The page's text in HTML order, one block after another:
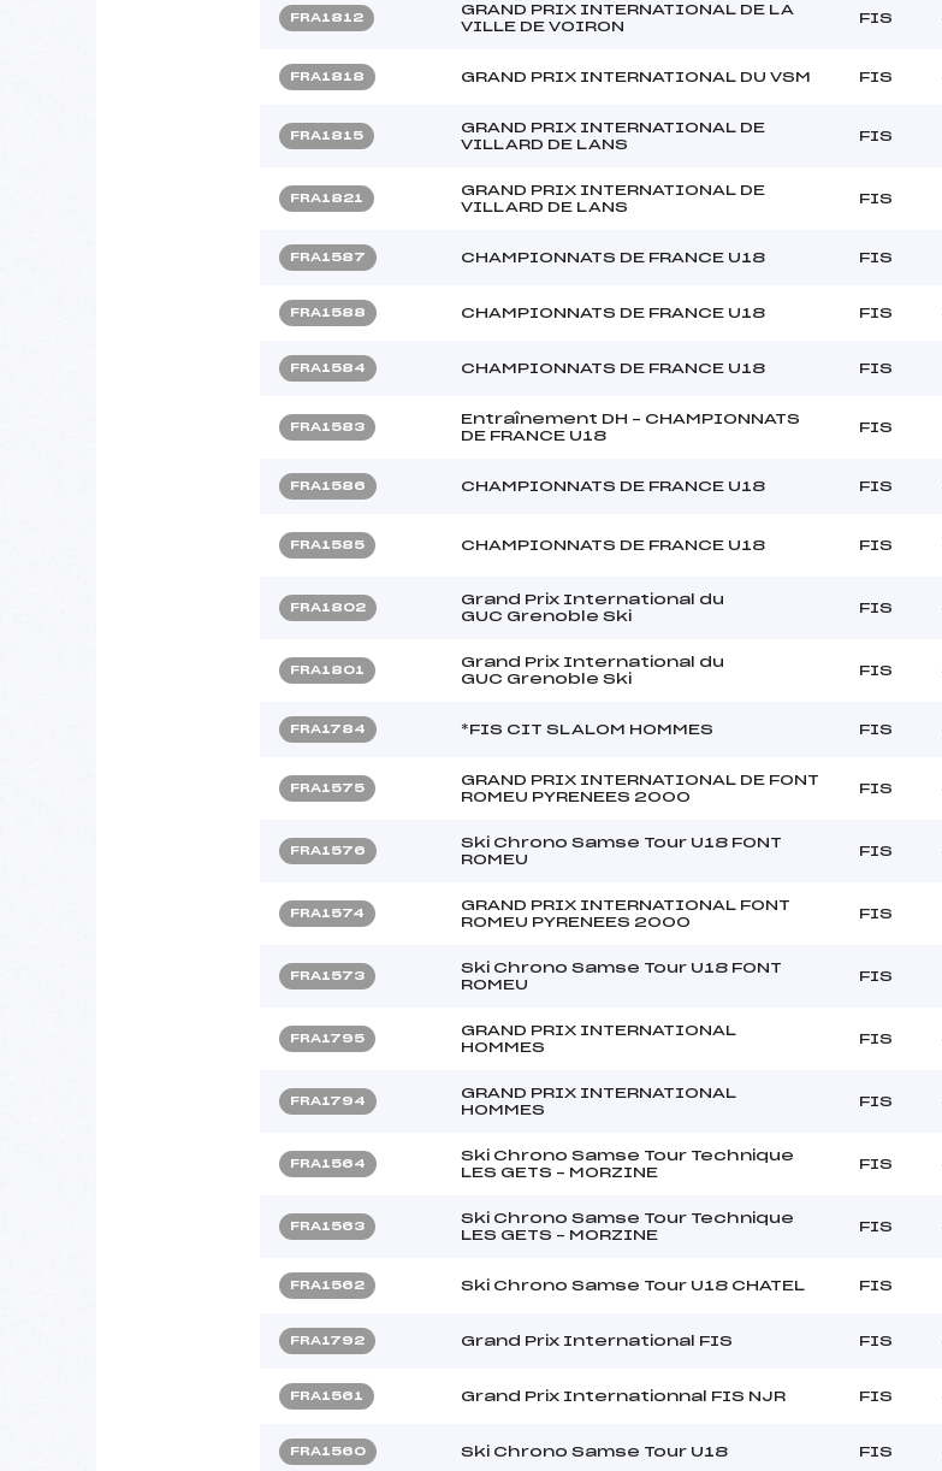
FRA1812
GRAND PRIX INTERNATIONAL DE LA
VILLE DE VOIRON
FIS
FRA1818 GRAND PRIX INTERNATIONAL DU VSM FIS
FRA1815
GRAND PRIX INTERNATIONAL DE
VILLARD DE LANS
FIS
FRA1821
GRAND PRIX INTERNATIONAL DE
VILLARD DE LANS
FIS
FRA1587 CHAMPIONNATS DE FRANCE U18 FIS
FRA1588 CHAMPIONNATS DE FRANCE U18 FIS
FRA1584 CHAMPIONNATS DE FRANCE U18 FIS
FRA1583
Entraînement DH – CHAMPIONNATS
DE FRANCE U18
FIS
FRA1586 CHAMPIONNATS DE FRANCE U18 FIS
FRA1585 CHAMPIONNATS DE FRANCE U18 FIS
FRA1802
Grand Prix International du
GUC Grenoble Ski
FIS
FRA1801
Grand Prix International du
GUC Grenoble Ski
FIS
FRA1784 *FIS CIT SLALOM HOMMES FIS
FRA1575
GRAND PRIX INTERNATIONAL DE FONT
ROMEU PYRENEES 2000
FIS
FRA1576
Ski Chrono Samse Tour U18 FONT
ROMEU
FIS
FRA1574
GRAND PRIX INTERNATIONAL FONT
ROMEU PYRENEES 2000
FIS
FRA1573
Ski Chrono Samse Tour U18 FONT
ROMEU
FIS
FRA1795
GRAND PRIX INTERNATIONAL
HOMMES
FIS
FRA1794
GRAND PRIX INTERNATIONAL
HOMMES
FIS
FRA1564
Ski Chrono Samse Tour Technique
LES GETS – MORZINE
FIS
FRA1563
Ski Chrono Samse Tour Technique
LES GETS – MORZINE
FIS
FRA1562 Ski Chrono Samse Tour U18 CHATEL FIS
FRA1792 Grand Prix International FIS FIS
FRA1561 Grand Prix Internationnal FIS NJR FIS
FRA1560 Ski Chrono Samse Tour U18 FIS